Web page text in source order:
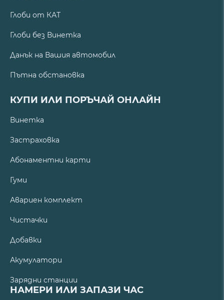
Глоби от КАТ
Глоби без Винетка
Данък на Вашия автомобил
Пътна обстановка
КУПИ ИЛИ ПОРЪЧАЙ ОНЛАЙН
Винетка
Застраховка
Абонаментни карти
Гуми
Авариен комплект
Чистачки
Добавки
Акумулатори
Зарядни станции
НАМЕРИ ИЛИ ЗАПАЗИ ЧАС